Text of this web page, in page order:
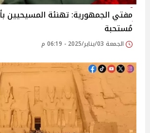
مفتي الجمهورية: تهنئة المسيحيين
مُستحبة
الجمعة 03/يناير/2025 - 06:19 م